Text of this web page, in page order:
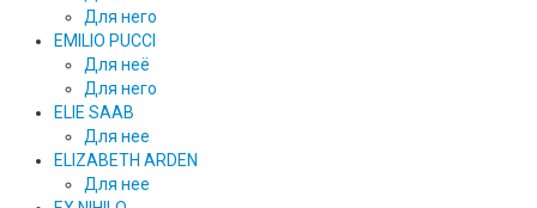
Для него
EMILIO PUCCI
Для неё
Для него
ELIE SAAB
Для нее
ELIZABETH ARDEN
Для нее